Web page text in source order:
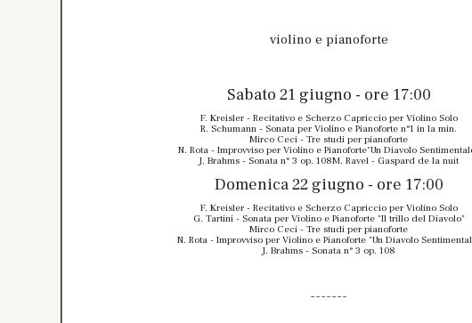
violino e pianoforte
Sabato 21 giugno - ore 17:00
F. Kreisler - Recitativo e Scherzo Capriccio per Violino Solo
R. Schumann - Sonata per Violino e Pianoforte n°1 in la min.
Mirco Ceci - Tre studi per pianoforte
N. Rota - Improvviso per Violino e Pianoforte"Un Diavolo
J. Brahms - Sonata n° 3 op. 108M. Ravel - Gaspard de la nuit
Domenica 22 giugno - ore 17:00
F. Kreisler - Recitativo e Scherzo Capriccio per Violino Solo
G. Tartini - Sonata per Violino e Pianoforte "Il trillo del Diavolo"
Mirco Ceci - Tre studi per pianoforte
N. Rota - Improvviso per Violino e Pianoforte "Un Diavolo
J. Brahms - Sonata n° 3 op. 108
-------